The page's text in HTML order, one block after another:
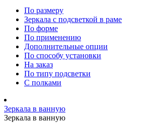
По размеру
Зеркала с подсветкой в раме
По форме
По применению
Дополнительные опции
По способу установки
На заказ
По типу подсветки
С полками
Зеркала в ванную
Зеркала в ванную